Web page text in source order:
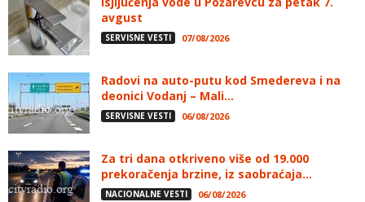
avgust
SERVISNE VESTI 07/08/2026
Radovi na auto-putu kod Smedereva i na
deonici Vodanj – Mali...
SERVISNE VESTI 06/08/2026
Za tri dana otkriveno više od 19.000
prekoračenja brzine, iz saobraćaja...
NACIONALNE VESTI 06/08/2026